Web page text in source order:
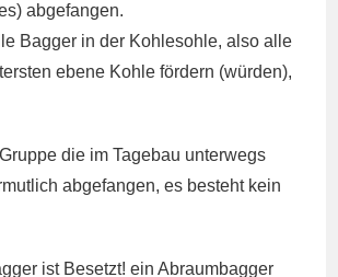
abgefangen.
Bagger in der Kohlesohle, also alle
ebene Kohle fördern (würden),
die im Tagebau unterwegs
abgefangen, es besteht kein
ist Besetzt! ein Abraumbagger